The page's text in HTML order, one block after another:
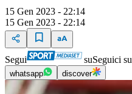
15 Gen 2023 - 22:14
15 Gen 2023 - 22:14
Segui suSeguici su
whatsapp discover